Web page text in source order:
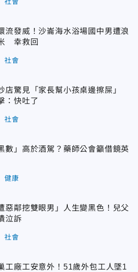
流發威！沙崙海水浴場國中男遭浪
幸救回
社會
店驚見「家長幫小孩桌邊擦屎」
：快吐了
社會
數」高於酒駕？藥師公會籲借鏡英
健康
惡鄰挖雙眼男」人生變黑色！兒父
泣訴
社會
工廠工安意外！51歲外包工人墜1